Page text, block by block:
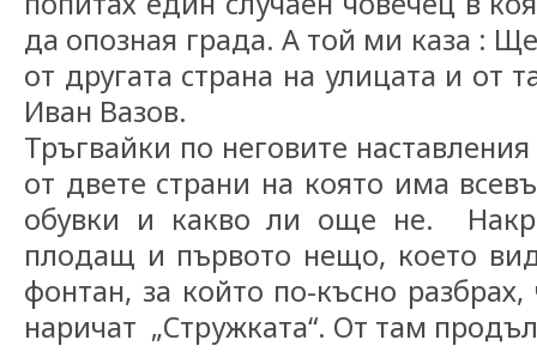
да опозная града. А той ми каза :
от другата страна на улицата и
Иван Вазов.
Тръгвайки по неговите
от двете страни на която има
обувки и какво ли още не.
плодащ и първото нещо, което
фонтан, за който по-късно
наричат „Стpужката“. От там